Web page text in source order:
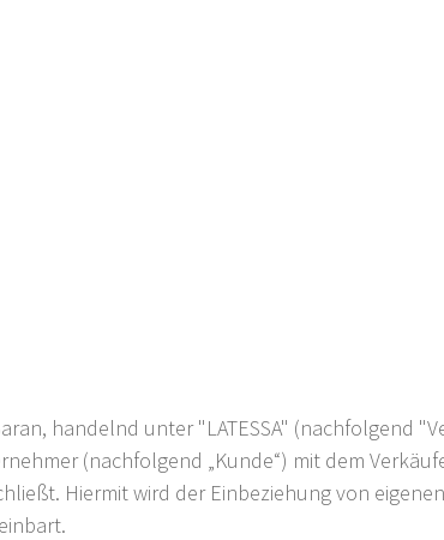
handelnd unter "LATESSA" (nachfolgend
(nachfolgend „Kunde“) mit dem
Hiermit wird der Einbeziehung von eigenen